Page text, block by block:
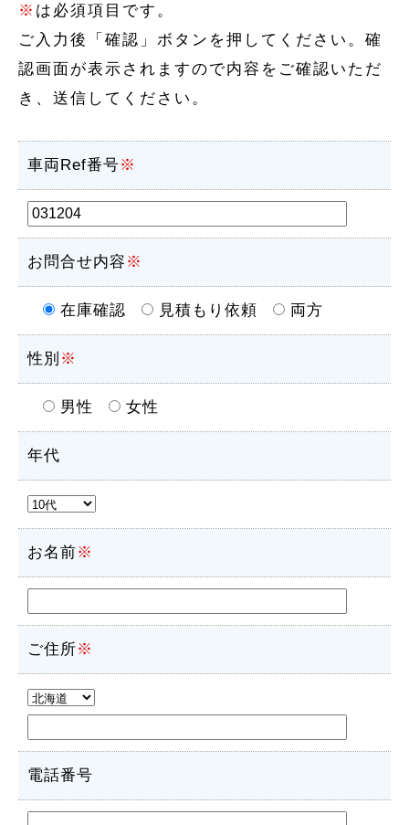
※ は必須項目です。
ご入力後「確認」ボタンを押してください。確
認画面が表示されますので内容をご確認いただ
き、送信してください。
車両Ref番号※
お問合せ内容 ※
在庫確認 見積もり依頼 両方
性別 ※
男性 女性
年代
お名前※
ご住所※
電話番号